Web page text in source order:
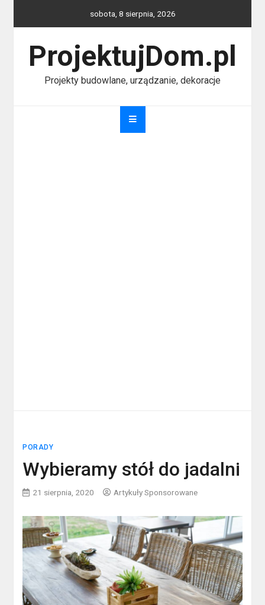
sobota, 8 sierpnia, 2026
ProjektujDom.pl
Projekty budowlane, urządzanie, dekoracje
PORADY
Wybieramy stół do jadalni
21 sierpnia, 2020 Artykuły Sponsorowane